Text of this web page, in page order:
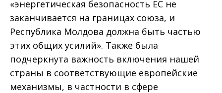
«энергетическая безопасность ЕС не
заканчивается на границах союза, и
Республика Молдова должна быть частью
этих общих усилий». Также была
подчеркнута важность включения нашей
страны в соответствующие европейские
механизмы, в частности в сфере